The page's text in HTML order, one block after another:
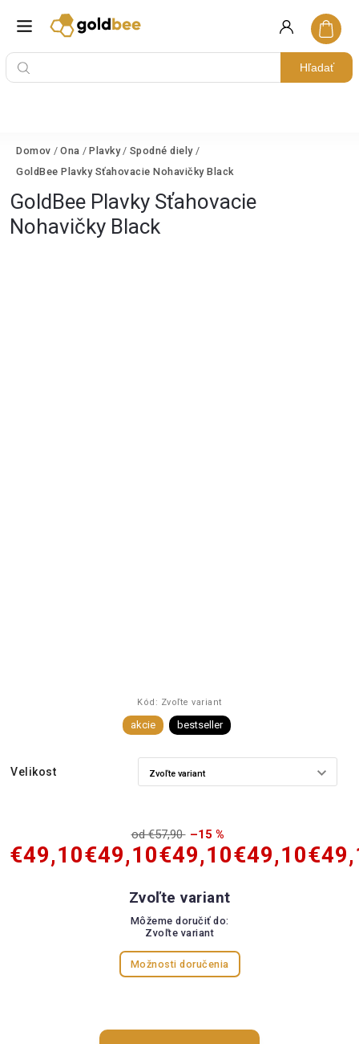
Hľadať
Domov / Ona / Plavky / Spodné diely /
GoldBee Plavky Sťahovacie Nohavičky Black
GoldBee Plavky Sťahovacie
Nohavičky Black
Kód: Zvoľte variant
akcie bestseller
Velikost
od €57,90 –15 %
€49,10€49,10€49,10€49,10
Zvoľte variant
Môžeme doručiť do:
Zvoľte variant
Možnosti doručenia